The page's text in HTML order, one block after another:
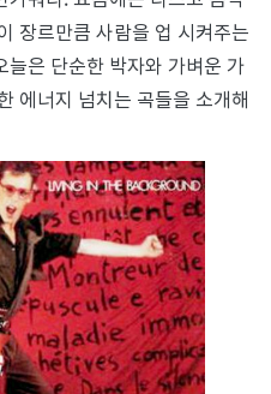
를
시
작
볼
장르만큼 사람을 업 시켜주는
은 단순한 박자와 가벼운 가
에너지 넘치는 곡들을 소개해